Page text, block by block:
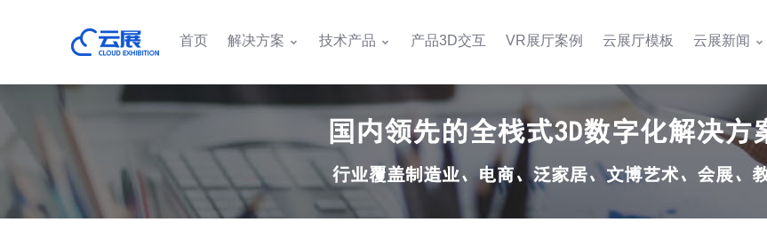
首页 解决方案 技术产品 产品3D交互 VR展厅案例 云展厅模板 云展新闻